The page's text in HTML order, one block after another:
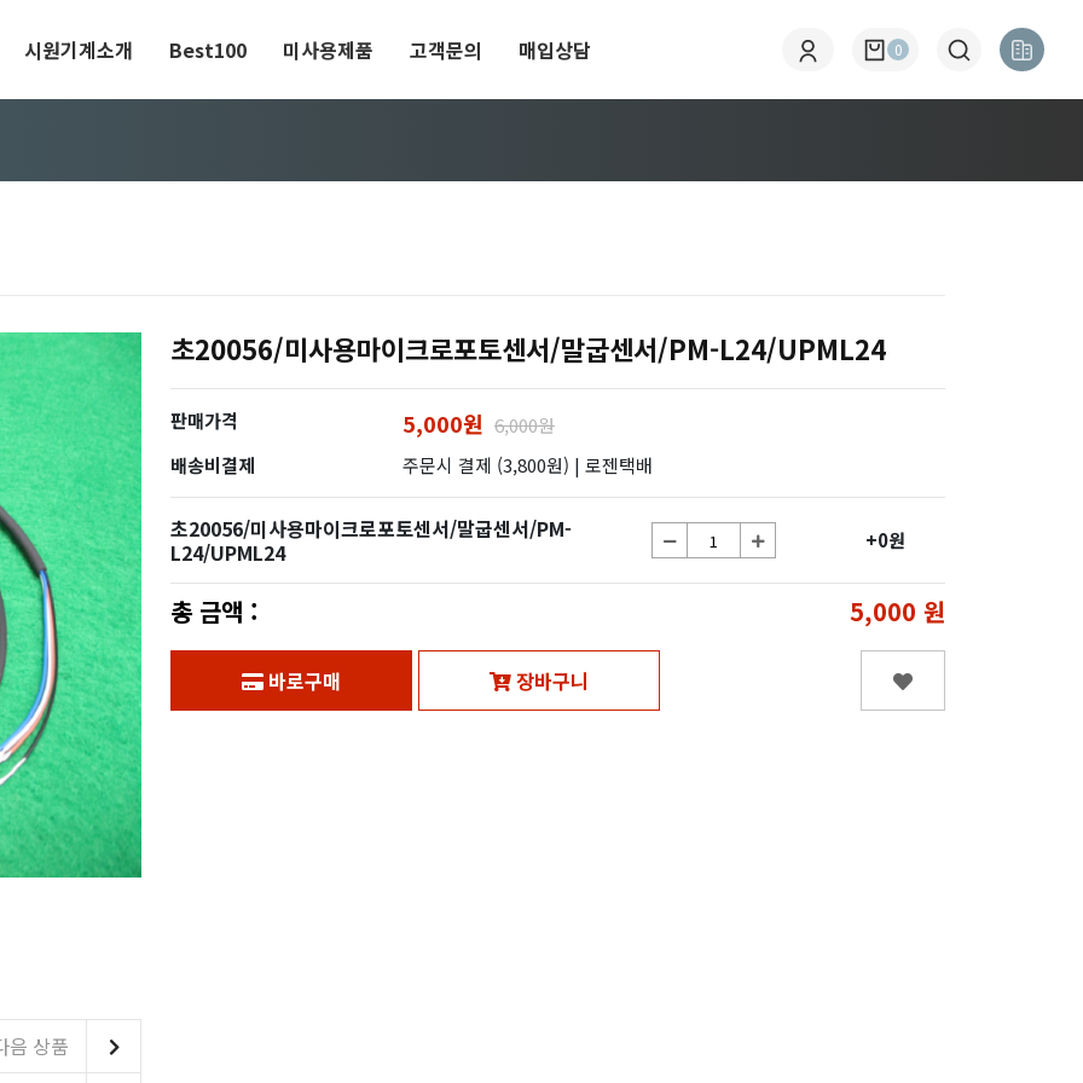
시원기계소개 Best100 미사용제품 고객문의 매입상담 0
음 상품
초20056/미사용마이크로포토센서/말굽센서/PM-L24/UPML24
판매가격 5,000원 6,000원
배송비결제
주문시 결제 (3,800원) | 로젠택배
초20056/미사용마이크로포토센서/말굽센서/PM-
L24/UPML24
+0원
총 금액 : 5,000 원
바로구매 장바구니